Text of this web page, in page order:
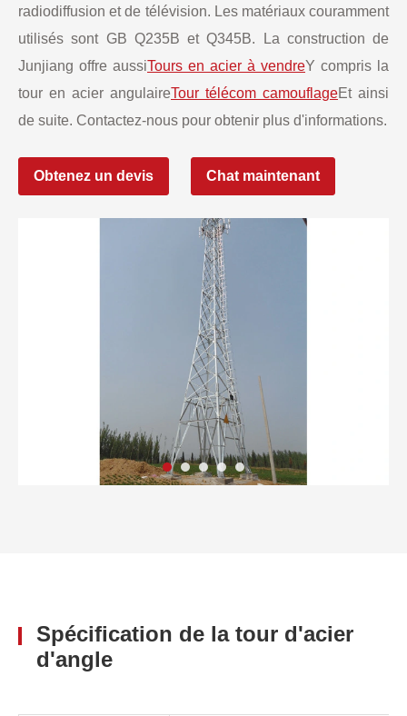
radiodiffusion et de télévision. Les matériaux couramment
utilisés sont GB Q235B et Q345B. La construction de
Junjiang offre aussiTours en acier à vendreY compris la
tour en acier angulaireTour télécom camouflageEt ainsi
de suite. Contactez-nous pour obtenir plus d'informations.
Obtenez un devis Chat maintenant
Spécification de la tour d'acier
d'angle